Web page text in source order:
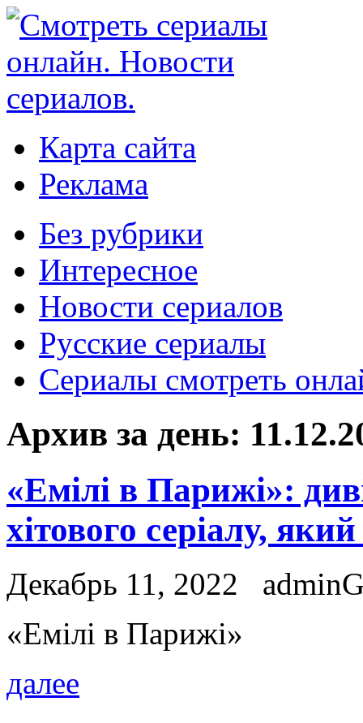
Карта сайта
Реклама
Без рубрики
Интересное
Новости сериалов
Русские сериалы
Сериалы смотреть
Архив за день:
«Емілі в Парижі»:
хітового серіалу,
Декабрь 11, 2022
«Eмілі в Пaрижі»
далее